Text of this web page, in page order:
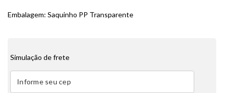
Embalagem: Saquinho PP Transparente
Simulação de frete